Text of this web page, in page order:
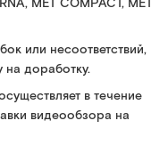
MET COMPACT, MET
или несоответствий,
на доработку.
в течение
видеообзора на